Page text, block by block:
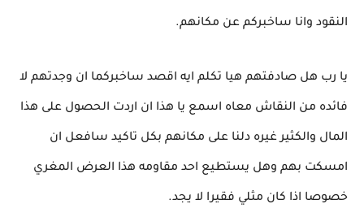
النقود وانا ساخبركم عن مكانهم.
يا رب هل صادفتهم هيا تكلم ايه اقصد ساخبركما ان وجدتهم لا
فائده من النقاش معاه اسمع يا هذا ان اردت الحصول على هذا
المال والكثير غيره دلنا على مكانهم بكل تاكيد سافعل ان
امسكت بهم وهل يستطيع احد مقاومه هذا العرض المغري
خصوصا اذا كان مثلي فقيرا لا يجد.